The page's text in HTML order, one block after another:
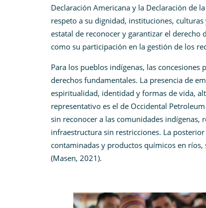
Declaración Americana y la Declaración de
respeto a su dignidad, instituciones,
estatal de reconocer y garantizar el
como su participación en la gestión de los
Para los pueblos indígenas, las
derechos fundamentales. La presencia de
espiritualidad, identidad y formas de vida,
representativo es el de Occidental
sin reconocer a las comunidades
infraestructura sin restricciones. La
contaminadas y productos químicos en ríos,
(Masen, 2021).